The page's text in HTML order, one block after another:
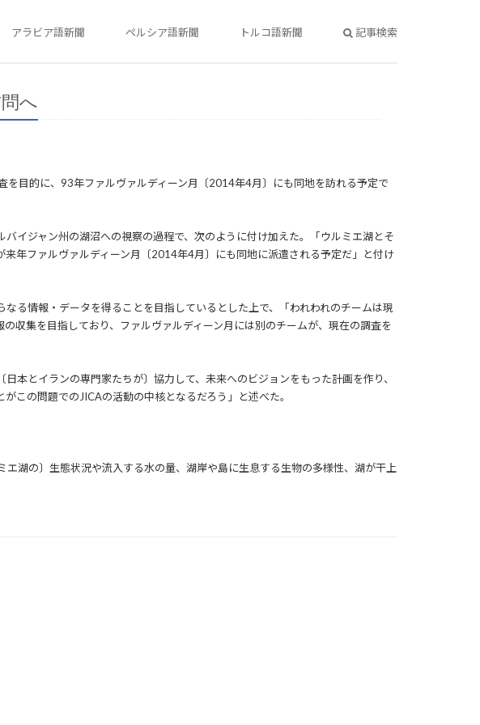
アラビア語新聞 ペルシア語新聞 トルコ語新聞 記事検索
へ
目的に、93年ファルヴァルディーン月〔2014年4月〕にも同地を訪れる予定で
イジャン州の湖沼への視察の過程で、次のように付け加えた。「ウルミエ湖とそ
年ファルヴァルディーン月〔2014年4月〕にも同地に派遣される予定だ」と付け
る情報・データを得ることを目指しているとした上で、「われわれのチームは現
収集を目指しており、ファルヴァルディーン月には別のチームが、現在の調査を
とイランの専門家たちが〕協力して、未来へのビジョンをもった計画を作り、
この問題でのJICAの活動の中核となるだろう」と述べた。
湖の〕生態状況や流入する水の量、湖岸や島に生息する生物の多様性、湖が干上